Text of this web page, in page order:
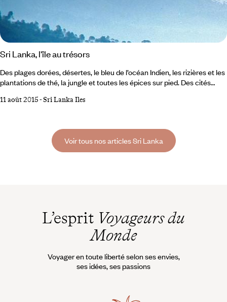
Sri Lanka, l'île au trésors
Des plages dorées, désertes, le bleu de l’océan Indien, les rizières et les
plantations de thé, la jungle et toutes les épices sur pied. Des cités
découvrir entre farniente et spiritualité. Quitter Colombo cap au sud,
11 août 2015-Sri Lanka Iles
Voir tous nos articles Sri Lanka
L’esprit Voyageurs du
Monde
Voyager en toute liberté selon ses envies,
ses idées, ses passions